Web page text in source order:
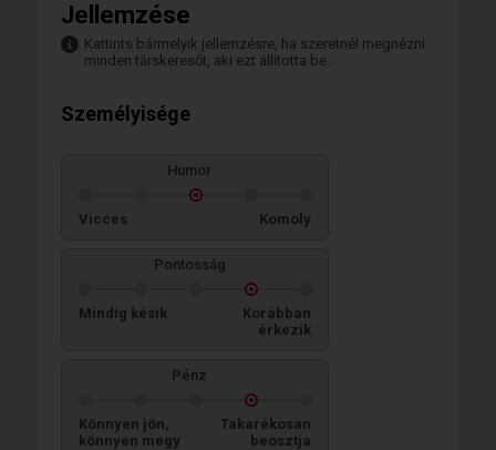
Jellemzése
Kattints bármelyik jellemzésre, ha szeretnél megnézni
minden társkeresőt, aki ezt állította be.
Személyisége
Humor
Vicces Komoly
Pontosság
Mindig késik
Korábban
érkezik
Pénz
Könnyen jön,
könnyen megy
Takarékosan
beosztja